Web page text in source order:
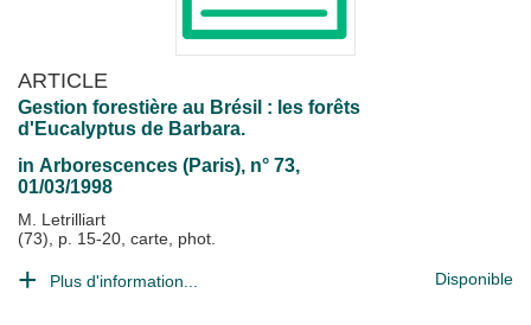
ARTICLE
Gestion forestière au Brésil : les forêts
d'Eucalyptus de Barbara.
in Arborescences (Paris), n° 73,
01/03/1998
M. Letrilliart
(73), p. 15-20, carte, phot.
Plus d'information... Disponible